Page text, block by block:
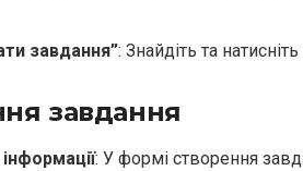
завдання”: Знайдіть та
завдання
: У формі створення